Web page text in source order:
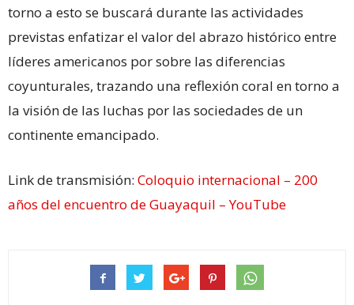
torno a esto se buscará durante las actividades
previstas enfatizar el valor del abrazo histórico entre
líderes americanos por sobre las diferencias
coyunturales, trazando una reflexión coral en torno a
la visión de las luchas por las sociedades de un
continente emancipado.
Link de transmisión: Coloquio internacional – 200
años del encuentro de Guayaquil – YouTube